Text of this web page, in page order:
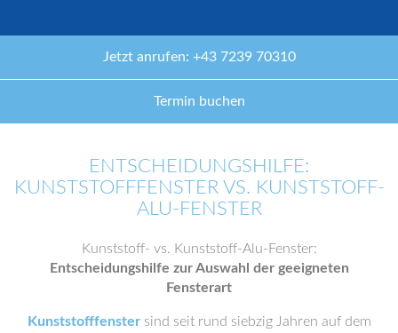
Jetzt anrufen: +43 7239 70310
Termin buchen
ENTSCHEIDUNGSHILFE:
KUNSTSTOFFFENSTER VS. KUNSTSTOFF-
ALU-FENSTER
Kunststoff- vs. Kunststoff-Alu-Fenster:
Entscheidungshilfe zur Auswahl der geeigneten
Fensterart
Kunststofffenstersind seit rund siebzig Jahren auf dem